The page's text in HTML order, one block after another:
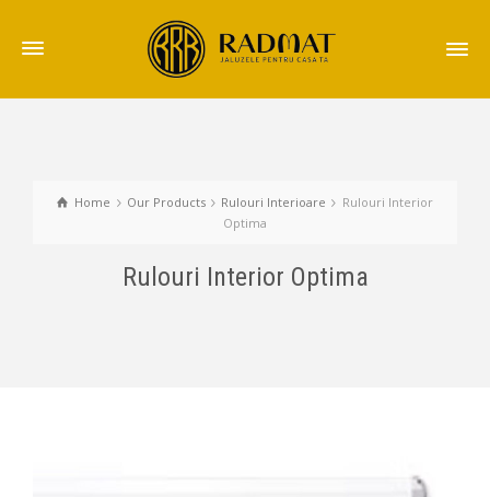
Home Our Products Rulouri Interioare
Rulouri Interior
Optima
Rulouri Interior Optima